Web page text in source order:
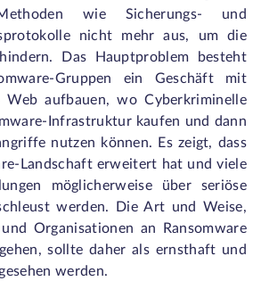
wie Sicherungs- und
nicht mehr aus, um die
Das Hauptproblem besteht
Gruppen ein Geschäft mit
aufbauen, wo Cyberkriminelle
Infrastruktur kaufen und dann
nutzen können. Es zeigt, dass
Landschaft erweitert hat und viele
möglicherweise über seriöse
werden. Die Art und Weise,
Organisationen an Ransomware
sollte daher als ernsthaft und
werden.